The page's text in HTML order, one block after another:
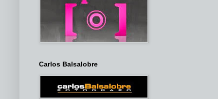
Carlos Balsalobre